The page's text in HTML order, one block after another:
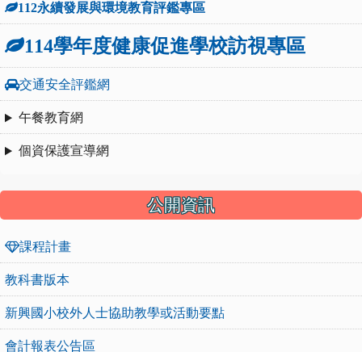
112永續發展與環境教育評鑑專區
114學年度健康促進學校訪視專區
交通安全評鑑網
午餐教育網
個資保護宣導網
公開資訊
課程計畫
教科書版本
新興國小校外人士協助教學或活動要點
會計報表公告區